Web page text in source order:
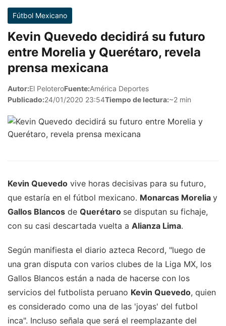
Fútbol Mexicano
Kevin Quevedo decidirá su futuro
entre Morelia y Querétaro, revela
prensa mexicana
Autor:El PeloteroFuente:América Deportes
Publicado:24/01/2020 23:54Tiempo de lectura:~2 min
Kevin Quevedo vive horas decisivas para su futuro,
que estaría en el fútbol mexicano. Monarcas Morelia y
Gallos Blancos de Querétaro se disputan su fichaje,
con su casi descartada vuelta a Alianza Lima.
Según manifiesta el diario azteca Record, "luego de
una gran disputa con varios clubes de la Liga MX, los
Gallos Blancos están a nada de hacerse con los
servicios del futbolista peruano Kevin Quevedo, quien
es considerado como una de las 'joyas' del futbol
inca". Incluso señala que será el reemplazante del